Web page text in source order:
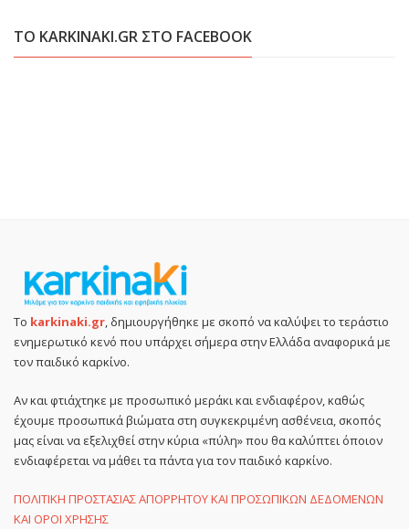
ΤΟ KARKINAKI.GR ΣΤΟ FACEBOOK
Το karkinaki.gr, δημιουργήθηκε με σκοπό να καλύψει το τεράστιο
ενημερωτικό κενό που υπάρχει σήμερα στην Ελλάδα αναφορικά με
τον παιδικό καρκίνο.
Αν και φτιάχτηκε με προσωπικό μεράκι και ενδιαφέρον, καθώς
έχουμε προσωπικά βιώματα στη συγκεκριμένη ασθένεια, σκοπός
μας είναι να εξελιχθεί στην κύρια «πύλη» που θα καλύπτει όποιον
ενδιαφέρεται να μάθει τα πάντα για τον παιδικό καρκίνο.
ΠΟΛΙΤΙΚΗ ΠΡΟΣΤΑΣΙΑΣ ΑΠΟΡΡΗΤΟΥ ΚΑΙ ΠΡΟΣΩΠΙΚΩΝ ΔΕΔΟΜΕΝΩΝ
ΚΑΙ ΟΡΟΙ ΧΡΗΣΗΣ